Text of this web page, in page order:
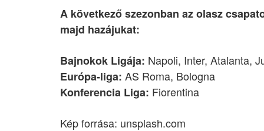
A következő szezonban az olasz
majd hazájukat:
Bajnokok Ligája: Napoli, Inter, Atalanta,
Európa-liga: AS Roma, Bologna
Konferencia Liga: Fiorentina
Kép forrása: unsplash.com